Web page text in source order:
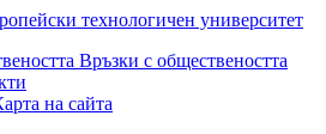
Връзки с обществеността
на сайта